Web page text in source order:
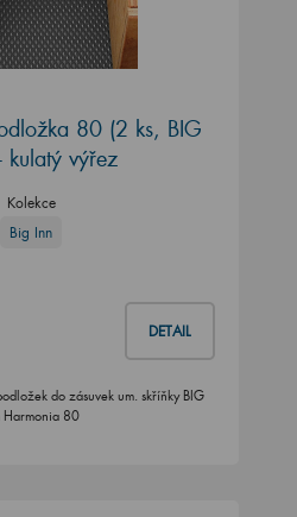
80 (2 ks, BIG
kulatý výřez
Kolekce
Big Inn
DETAIL
do zásuvek um. skříňky BIG
Harmonia 80